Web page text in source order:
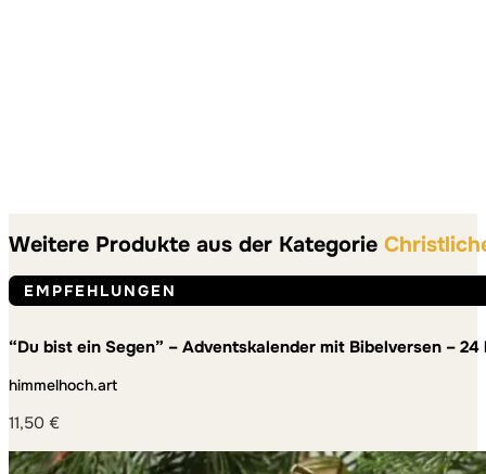
Weitere Produkte aus der Kategorie
EMPFEHLUNGEN
“Du bist ein Segen” – Adventskalender mit Bibelversen –
himmelhoch.art
11,50 €